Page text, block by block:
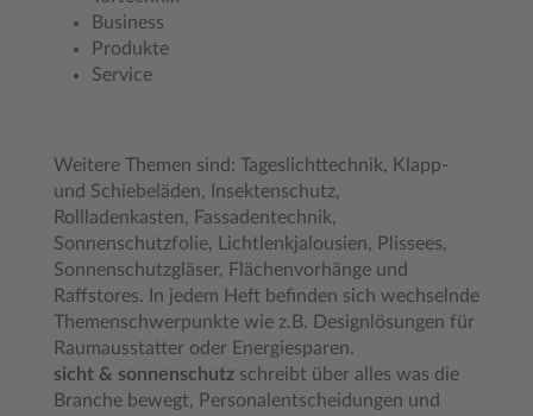
Business
Produkte
Service
Weitere Themen sind: Tageslichttechnik, Klapp-
und Schiebeläden, Insektenschutz,
Rollladenkasten, Fassadentechnik,
Sonnenschutzfolie, Lichtlenkjalousien, Plissees,
Sonnenschutzgläser, Flächenvorhänge und
Raffstores. In jedem Heft befinden sich wechselnde
Themenschwerpunkte wie z.B. Designlösungen für
Raumausstatter oder Energiesparen.
sicht & sonnenschutz schreibt über alles was die
Branche bewegt, Personalentscheidungen und